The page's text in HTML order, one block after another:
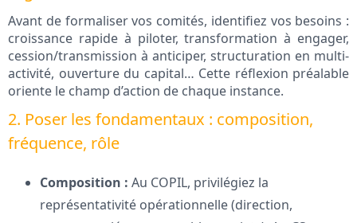
Avant de formaliser vos comités, identifiez vos besoins :
croissance rapide à piloter, transformation à engager,
cession/transmission à anticiper, structuration en multi-
activité, ouverture du capital… Cette réflexion préalable
oriente le champ d’action de chaque instance.
2. Poser les fondamentaux : composition,
fréquence, rôle
Composition : Au COPIL, privilégiez la
représentativité opérationnelle (direction,